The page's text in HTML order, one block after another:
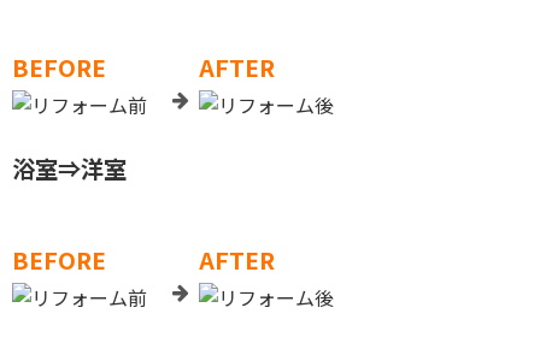
BEFORE AFTER
浴室⇒洋室
BEFORE AFTER